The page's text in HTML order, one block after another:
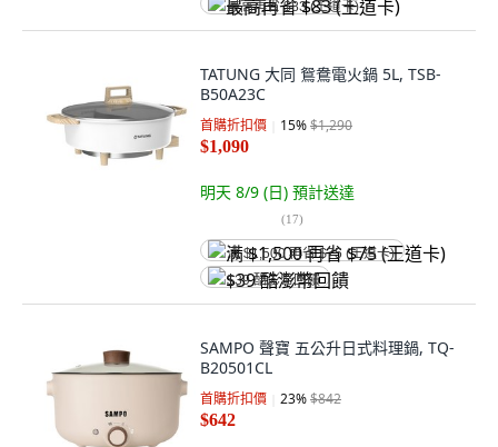
最高再省 $83 (王道卡)
TATUNG 大同 鴛鴦電火鍋 5L, TSB-
B50A23C
首購折扣價 15%$1,290
$1,090
明天 8/9 (日) 預計送達
(17)
满 $1,500 再省 $75 (王道卡)
$39 酷澎幣回饋
SAMPO 聲寶 五公升日式料理鍋, TQ-
B20501CL
首購折扣價 23%$842
$642